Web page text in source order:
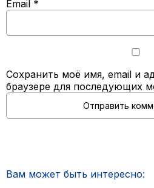
Email *
Сохранить моё имя, email и
браузере для последующих
Вам может быть интересно: